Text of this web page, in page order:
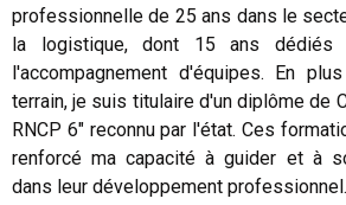
professionnelle de 25 ans dans le
la logistique, dont 15 ans
l'accompagnement d'équipes. En
terrain, je suis titulaire d'un diplôme de
RNCP 6" reconnu par l'état. Ces
renforcé ma capacité à guider et à
dans leur développement professionnel.